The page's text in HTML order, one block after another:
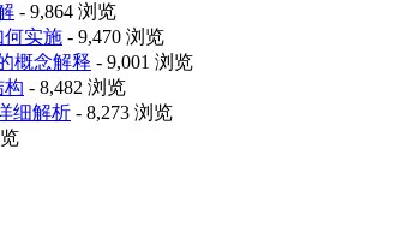
- 9,864 浏览
何实施 - 9,470 浏览
概念解释 - 9,001 浏览
构 - 8,482 浏览
细解析 - 8,273 浏览